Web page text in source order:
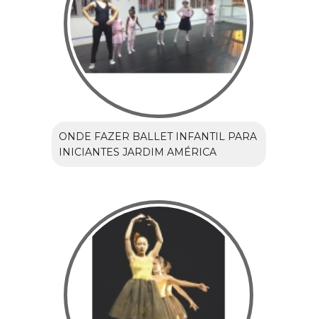
ONDE FAZER BALLET INFANTIL PARA
INICIANTES JARDIM AMÉRICA